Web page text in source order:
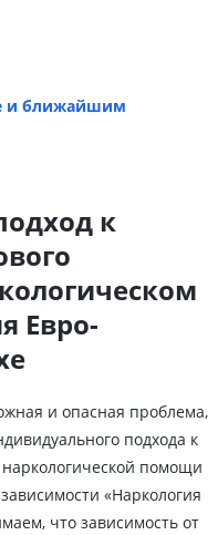
и ближайшим
к
Евро-
и опасная проблема,
подхода к
помощи
«Наркология
что зависимость от